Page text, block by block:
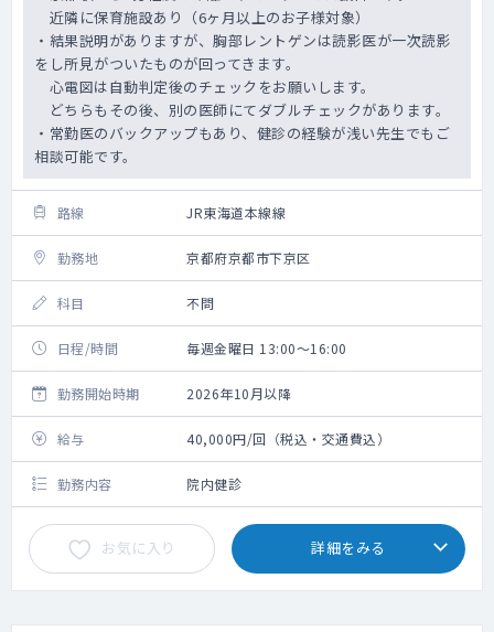
近隣に保育施設あり（6ヶ月以上のお子様対象）
・結果説明がありますが、胸部レントゲンは読影医が一次読影
をし所見がついたものが回ってきます。
心電図は自動判定後のチェックをお願いします。
どちらもその後、別の医師にてダブルチェックがあります。
・常勤医のバックアップもあり、健診の経験が浅い先生でもご
相談可能です。
路線 JR東海道本線線
勤務地 京都府京都市下京区
科目 不問
日程/時間 毎週金曜日 13:00～16:00
勤務開始時期 2026年10月以降
給与 40,000円/回（税込・交通費込）
勤務内容 院内健診
お気に入り 詳細をみる